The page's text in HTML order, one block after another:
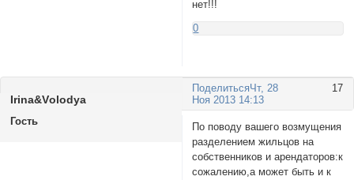
нет!!!
0
Поделиться 17
Чт, 28
Ноя 2013 14:13
Irina&Vоlodyа
Гость
По поводу вашего возмущения
разделением жильцов на
собственников и арендаторов:к
сожалению,а может быть и к